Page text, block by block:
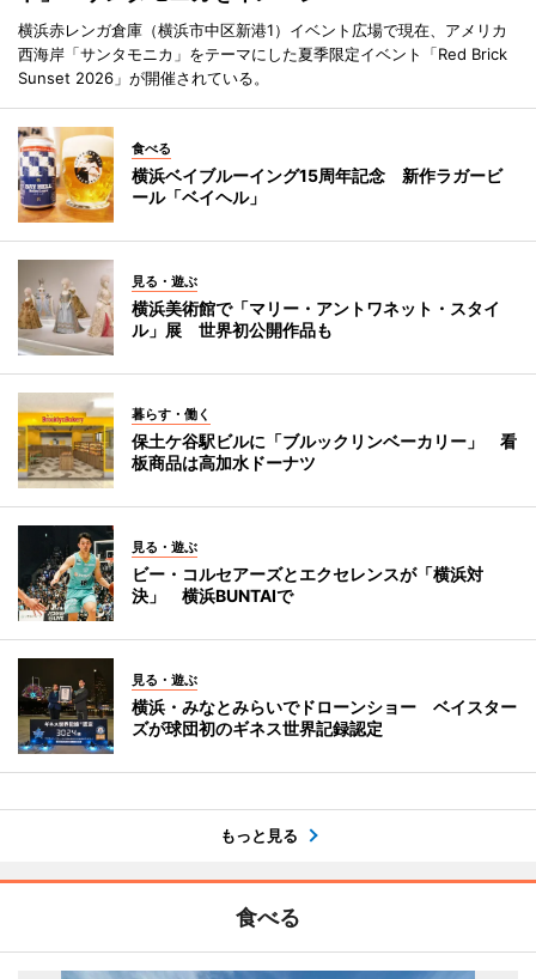
横浜赤レンガ倉庫（横浜市中区新港1）イベント広場で現在、アメリカ
西海岸「サンタモニカ」をテーマにした夏季限定イベント「Red Brick
Sunset 2026」が開催されている。
食べる
横浜ベイブルーイング15周年記念 新作ラガービ
ール「ベイヘル」
見る・遊ぶ
横浜美術館で「マリー・アントワネット・スタイ
ル」展 世界初公開作品も
暮らす・働く
保土ケ谷駅ビルに「ブルックリンベーカリー」 看
板商品は高加水ドーナツ
見る・遊ぶ
ビー・コルセアーズとエクセレンスが「横浜対
決」 横浜BUNTAIで
見る・遊ぶ
横浜・みなとみらいでドローンショー ベイスター
ズが球団初のギネス世界記録認定
もっと見る
食べる